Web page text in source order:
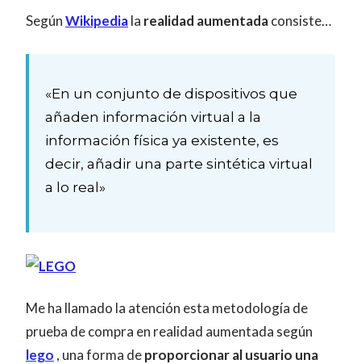
SegúnWikipediala realidad aumentadaconsiste…
«En un conjunto de dispositivos que
añaden información virtual a la
información física ya existente, es
decir, añadir una parte sintética virtual
a lo real»
Me ha llamado la atención esta metodología de
prueba de compra en realidad aumentada según
lego , una forma deproporcionar al usuario una